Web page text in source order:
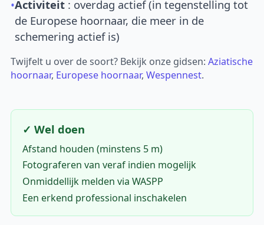
•Activiteit : overdag actief (in tegenstelling tot
de Europese hoornaar, die meer in de
schemering actief is)
Twijfelt u over de soort? Bekijk onze gidsen:Aziatische
hoornaar, Europese hoornaar,Wespennest.
✓ Wel doen
Afstand houden (minstens 5 m)
Fotograferen van veraf indien mogelijk
Onmiddellijk melden via WASPP
Een erkend professional inschakelen